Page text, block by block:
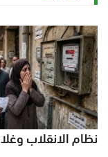
نظام الانقلاب